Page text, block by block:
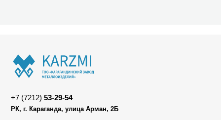
+7 (7212)53-29-54
РК, г. Караганда, улица Арман, 2Б